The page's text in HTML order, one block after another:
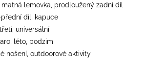
lemovka, prodloužený zadní díl
díl, kapuce
universální
léto, podzim
nošení, outdoorové aktivity